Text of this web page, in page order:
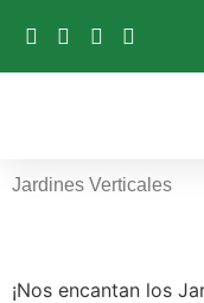
Jardines Verticales
¡Nos encantan los